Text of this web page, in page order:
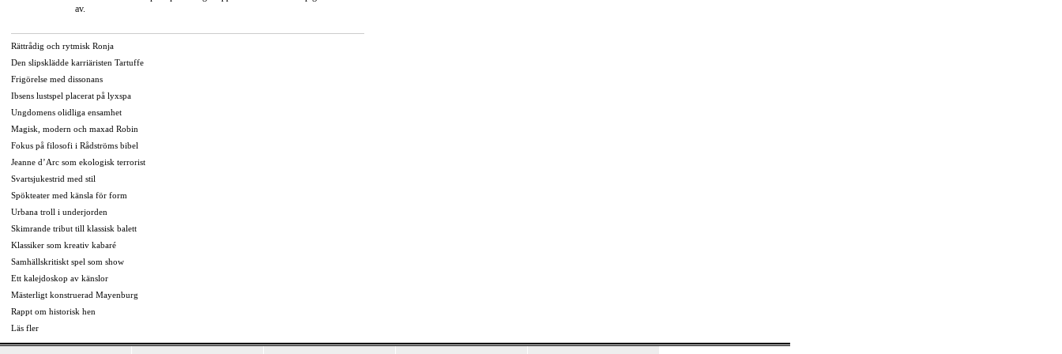
av.
Rättrådig och rytmisk Ronja
Den slipsklädde karriäristen Tartuffe
Frigörelse med dissonans
Ibsens lustspel placerat på lyxspa
Ungdomens olidliga ensamhet
Magisk, modern och maxad Robin
Fokus på filosofi i Rådströms bibel
Jeanne d’Arc som ekologisk terrorist
Svartsjukestrid med stil
Spökteater med känsla för form
Urbana troll i underjorden
Skimrande tribut till klassisk balett
Klassiker som kreativ kabaré
Samhällskritiskt spel som show
Ett kalejdoskop av känslor
Mästerligt konstruerad Mayenburg
Rappt om historisk hen
Läs fler